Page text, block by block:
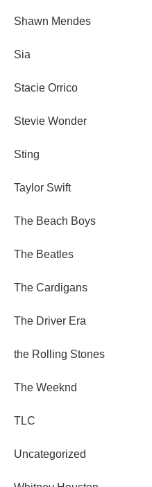
Shawn Mendes
Sia
Stacie Orrico
Stevie Wonder
Sting
Taylor Swift
The Beach Boys
The Beatles
The Cardigans
The Driver Era
the Rolling Stones
The Weeknd
TLC
Uncategorized